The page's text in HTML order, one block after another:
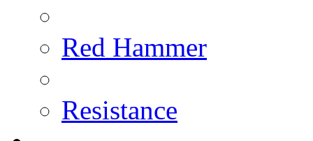
Red Hammer
Resistance